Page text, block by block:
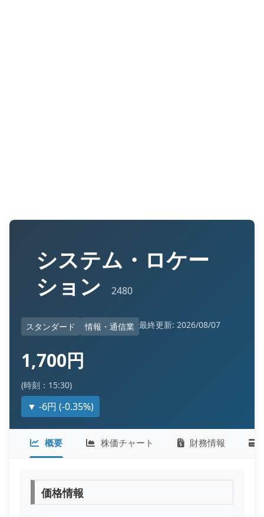
システム・ロケー
ション
2480
スタンダード 情報・通信業 最終更新: 2026/08/07
1,700円
(時刻：15:30)
▼ -6円 (-0.35%)
概要 株価チャート 財務情報
価格情報